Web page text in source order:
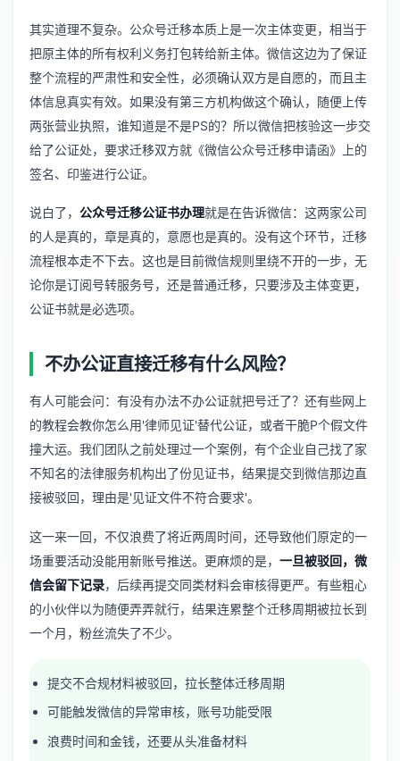
其实道理不复杂。公众号迁移本质上是一次主体变更，相当于
把原主体的所有权利义务打包转给新主体。微信这边为了保证
整个流程的严肃性和安全性，必须确认双方是自愿的，而且主
体信息真实有效。如果没有第三方机构做这个确认，随便上传
两张营业执照，谁知道是不是PS的？所以微信把核验这一步交
给了公证处，要求迁移双方就《微信公众号迁移申请函》上的
签名、印鉴进行公证。
说白了， 公众号迁移公证书办理就是在告诉微信：这两家公司
的人是真的，章是真的，意愿也是真的。没有这个环节，迁移
流程根本走不下去。这也是目前微信规则里绕不开的一步，无
论你是订阅号转服务号，还是普通迁移，只要涉及主体变更，
公证书就是必选项。
不办公证直接迁移有什么风险？
有人可能会问：有没有办法不办公证就把号迁了？还有些网上
的教程会教你怎么用'律师见证'替代公证，或者干脆P个假文件
撞大运。我们团队之前处理过一个案例，有个企业自己找了家
不知名的法律服务机构出了份见证书，结果提交到微信那边直
接被驳回，理由是'见证文件不符合要求'。
这一来一回，不仅浪费了将近两周时间，还导致他们原定的一
场重要活动没能用新账号推送。更麻烦的是， 一旦被驳回，微
信会留下记录，后续再提交同类材料会审核得更严。有些粗心
的小伙伴以为随便弄弄就行，结果连累整个迁移周期被拉长到
一个月，粉丝流失了不少。
提交不合规材料被驳回，拉长整体迁移周期
可能触发微信的异常审核，账号功能受限
浪费时间和金钱，还要从头准备材料